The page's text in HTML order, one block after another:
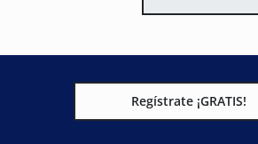
Regístrate ¡GRATIS!